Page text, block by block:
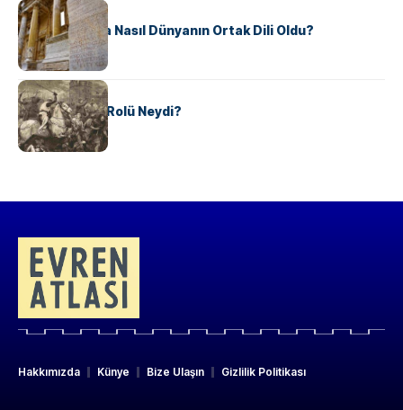
KÜLTÜR
Antik Yunanca Nasıl Dünyanın Ortak Dili Oldu?
KÜLTÜR
Valdensler’in Rolü Neydi?
Hakkımızda Künye Bize Ulaşın Gizlilik Politikası